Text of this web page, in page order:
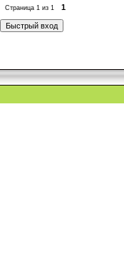
Страница 1 из 1 1